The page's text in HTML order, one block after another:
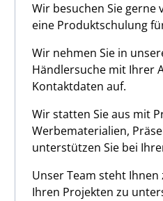
Wir besuchen Sie gerne
eine Produktschulung
Wir nehmen Sie in
Händlersuche mit Ihrer
Kontaktdaten auf.
Wir statten Sie aus mit
Werbematerialien,
unterstützen Sie bei
Unser Team steht Ihnen
Ihren Projekten zu